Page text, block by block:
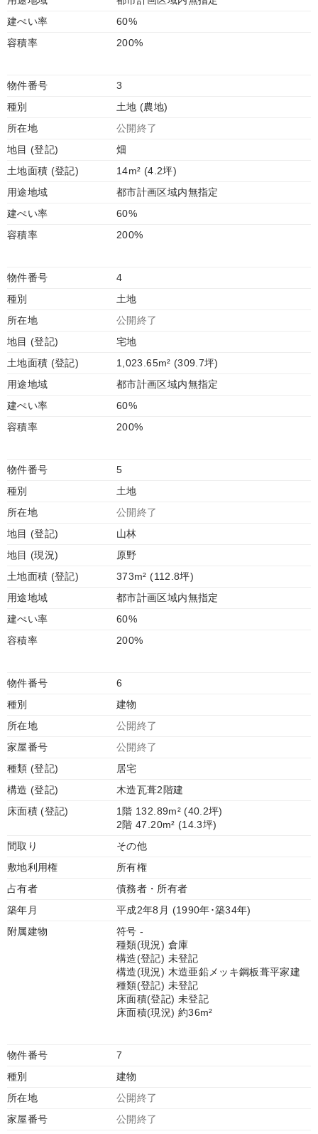
建ぺい率
60%
容積率
200%
物件番号
3
種別
土地 (農地)
所在地
公開終了
地目 (登記)
畑
土地面積 (登記)
14m² (4.2坪)
用途地域
都市計画区域内無指定
建ぺい率
60%
容積率
200%
物件番号
4
種別
土地
所在地
公開終了
地目 (登記)
宅地
土地面積 (登記)
1,023.65m² (309.7坪)
用途地域
都市計画区域内無指定
建ぺい率
60%
容積率
200%
物件番号
5
種別
土地
所在地
公開終了
地目 (登記)
山林
地目 (現況)
原野
土地面積 (登記)
373m² (112.8坪)
用途地域
都市計画区域内無指定
建ぺい率
60%
容積率
200%
物件番号
6
種別
建物
所在地
公開終了
家屋番号
公開終了
種類 (登記)
居宅
構造 (登記)
木造瓦葺2階建
床面積 (登記)
1階 132.89m² (40.2坪)
2階 47.20m² (14.3坪)
間取り
その他
敷地利用権
所有権
占有者
債務者・所有者
築年月
平成2年8月 (1990年･築34年)
附属建物
符号 -
種類(現況) 倉庫
構造(登記) 未登記
構造(現況) 木造亜鉛メッキ鋼板葺平家建
種類(登記) 未登記
床面積(登記) 未登記
床面積(現況) 約36m²
物件番号
7
種別
建物
所在地
公開終了
家屋番号
公開終了